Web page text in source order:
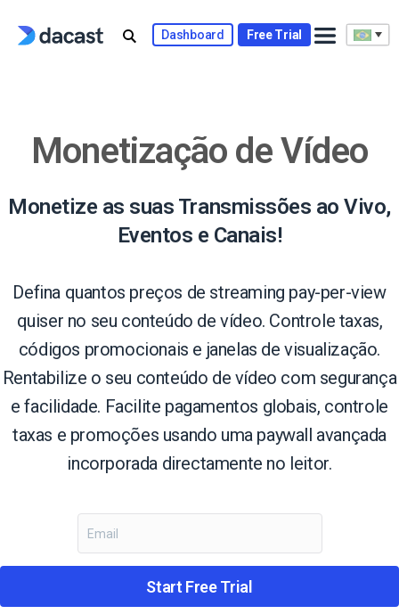
Dashboard Free Trial
Monetização de Vídeo
Monetize as suas Transmissões ao Vivo,
Eventos e Canais!
Defina quantos preços de streaming pay-per-view
quiser no seu conteúdo de vídeo. Controle taxas,
códigos promocionais e janelas de visualização.
Rentabilize o seu conteúdo de vídeo com segurança
e facilidade. Facilite pagamentos globais, controle
taxas e promoções usando uma paywall avançada
incorporada directamente no leitor.
Start Free Trial